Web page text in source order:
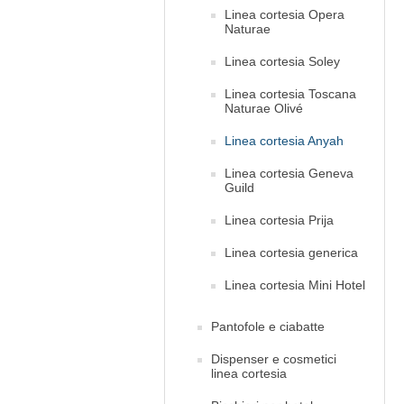
Linea cortesia Opera
Naturae
Linea cortesia Soley
Linea cortesia Toscana
Naturae Olivé
Linea cortesia Anyah
Linea cortesia Geneva
Guild
Linea cortesia Prija
Linea cortesia generica
Linea cortesia Mini Hotel
Pantofole e ciabatte
Dispenser e cosmetici
linea cortesia